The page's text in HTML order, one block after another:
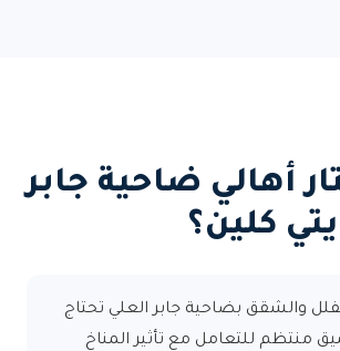
أهالي ضاحية جابر
كلين؟
والشقق بضاحية جابر العلي تحتاج
منتظم للتعامل مع تأثير المناخ